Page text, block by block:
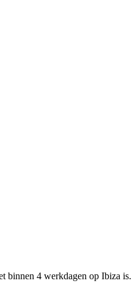
binnen 4 werkdagen op Ibiza is.